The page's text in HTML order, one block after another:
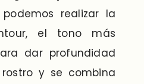
realizar la
el tono más
dar profundidad
y se combina